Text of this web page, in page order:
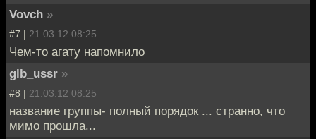
Vovch »
#7 | 21.03.12 08:25
Чем-то агату напомнило
glb_ussr »
#8 | 21.03.12 08:25
название группы- полный порядок ... странно, что
мимо прошла...